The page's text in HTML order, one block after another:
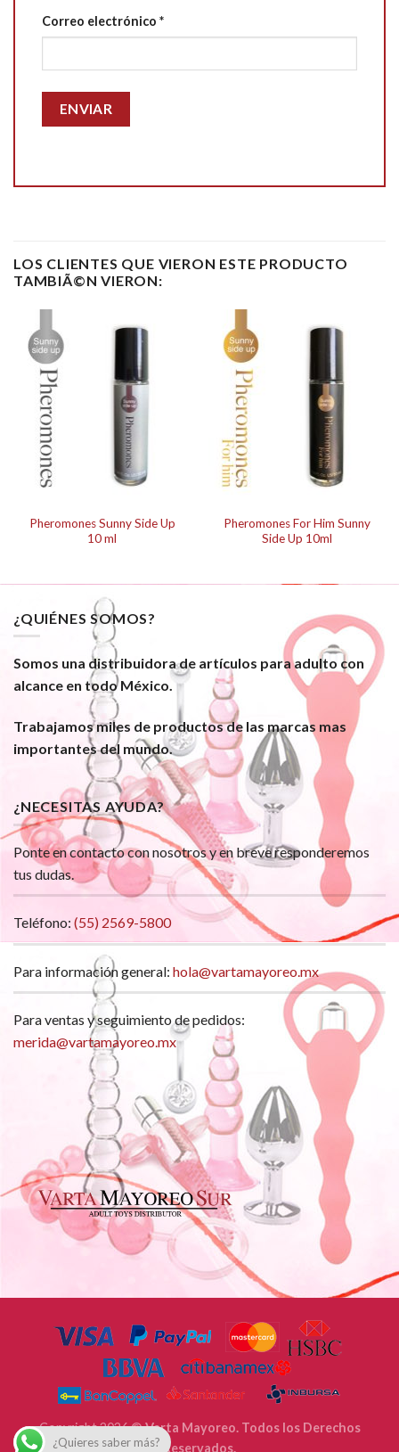
Correo electrónico *
LOS CLIENTES QUE VIERON ESTE PRODUCTO
TAMBIÃ©N VIERON:
Pheromones Sunny Side Up
10 ml
Pheromones For Him Sunny
Side Up 10ml
¿QUIÉNES SOMOS?
Somos una distribuidora de artículos para adulto con
alcance en todo México.
Trabajamos miles de productos de las marcas mas
importantes del mundo.
¿NECESITAS AYUDA?
Ponte en contacto con nosotros y en breve responderemos
tus dudas.
Teléfono: (55) 2569-5800
Para información general: hola@vartamayoreo.mx
Para ventas y seguimiento de pedidos:
merida@vartamayoreo.mx
Copyright 2026 ©Varta Mayoreo. Todos los Derechos
Reservados.
¿Quieres saber más?